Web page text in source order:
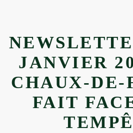
JANVIER
CHAUX-DE-
FAIT